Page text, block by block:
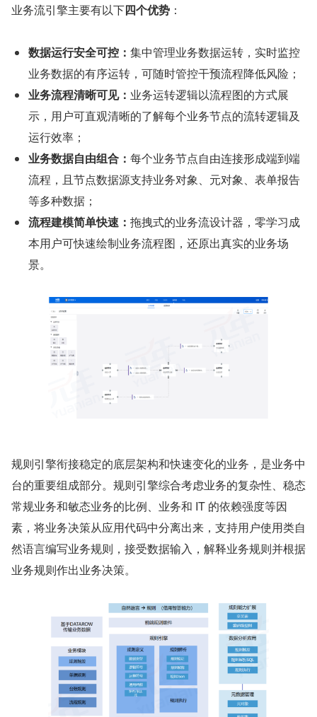
业务流引擎主要有以下四个优势 ：
数据运行安全可控： 集中管理业务数据运转，实时监控
业务数据的有序运转，可随时管控干预流程降低风险；
业务流程清晰可见： 业务运转逻辑以流程图的方式展
示，用户可直观清晰的了解每个业务节点的流转逻辑及
运行效率；
业务数据自由组合： 每个业务节点自由连接形成端到端
流程，且节点数据源⽀持业务对象、元对象、表单报告
等多种数据；
流程建模简单快速： 拖拽式的业务流设计器，零学习成
本用户可快速绘制业务流程图，还原出真实的业务场
景。
规则引擎衔接稳定的底层架构和快速变化的业务，是业务中
台的重要组成部分。规则引擎综合考虑业务的复杂性、稳态
常规业务和敏态业务的⽐例、业务和 IT 的依赖强度等因
素，将业务决策从应用代码中分离出来，⽀持用户使用类自
然语⾔编写业务规则，接受数据输⼊，解释业务规则并根据
业务规则作出业务决策。